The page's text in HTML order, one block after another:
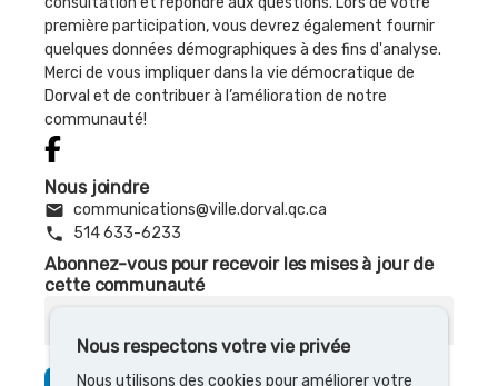
première participation, vous devrez également fournir
quelques données démographiques à des fins d'analyse.
Merci de vous impliquer dans la vie démocratique de
Dorval et de contribuer à l’amélioration de notre
communauté!
Nous joindre
email communications@ville.dorval.qc.ca
phone 514 633-6233
Abonnez-vous pour recevoir les mises à jour de
cette communauté
Nous respectons votre vie privée
Nous utilisons des cookies pour améliorer votre